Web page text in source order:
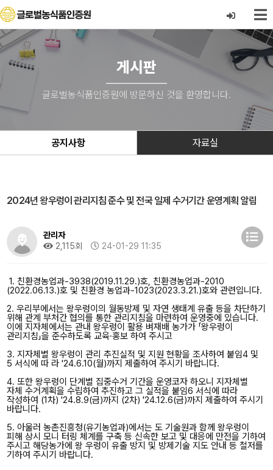
게시판
글로벌농식품인증원에 방문하신 것을 환영합니다.
공지사항 자료실
2024년 왕우렁이 관리지침 준수 및 전국 일제 수거기간 운영계획 알림
관리자
2,115회
24-01-29 11:35
1. 친환경농업과-3938(2019.11.29.)호, 친환경농업과-2010
(2022.06.13.)호 및 친환경 농업과-1023(2023.3.21.)호와 관련입니다.
2. 우리부에서는 왕우렁이의 월동방제 및 자연 생태계 유출 등을 차단하기
위해 관계 부처간 협의를 통한 관리지침을 마련하여 운영중에 있습니다.
이에 지자체에서는 관내 왕우렁이 활용 벼재배 농가가 「왕우렁이
관리지침」을 준수하도록 교육·홍보 하여 주시고
3. 지자체별 왕우렁이 관리 추진실적 및 지원 현황을 조사하여 붙임4 및
5 서식에 따 라 '24.6.10(월)까지 제출하여 주시기 바랍니다.
4. 또한 왕우렁이 단계별 집중수거 기간을 운영코자 하오니 지자체별
자체 수거계획을 수립하여 추진하고 그 실적을 붙임6 서식에 따라
작성하여 (1차) '24.8.9(금)까지 (2차) '24.12.6(금)까지 제출하여 주시기
바랍니다.
5. 아울러 농촌진흥청(유기농업과)에서는 도 기술원과 함께 왕우렁이
피해 상시 모니 터링 체계를 구축 등 신속한 보고 및 대응에 만전을 기하여
주시고 해당농가에 왕 우렁이 유출 방지 및 방제기술 지도 안내 등 철저를
기하여 주시기 바랍니다.